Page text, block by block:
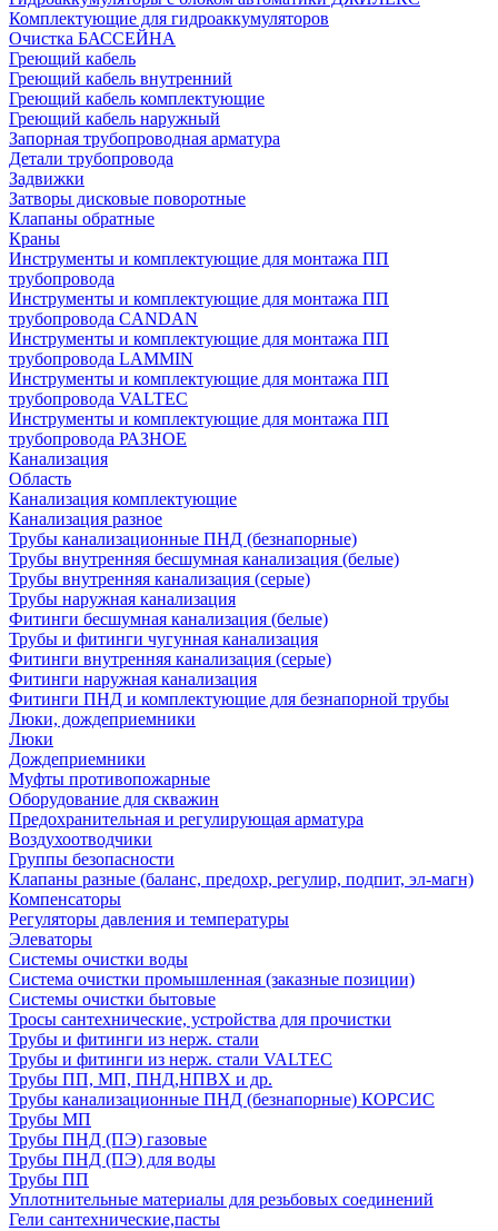
Комплектующие для гидроаккумуляторов
Очистка БАССЕЙНА
Греющий кабель
Греющий кабель внутренний
Греющий кабель комплектующие
Греющий кабель наружный
Запорная трубопроводная арматура
Детали трубопровода
Задвижки
Затворы дисковые поворотные
Клапаны обратные
Краны
Инструменты и комплектующие для монтажа ПП
трубопровода
Инструменты и комплектующие для монтажа ПП
трубопровода CANDAN
Инструменты и комплектующие для монтажа ПП
трубопровода LAMMIN
Инструменты и комплектующие для монтажа ПП
трубопровода VALTEC
Инструменты и комплектующие для монтажа ПП
трубопровода РАЗНОЕ
Канализация
Область
Канализация комплектующие
Канализация разное
Трубы канализационные ПНД (безнапорные)
Трубы внутренняя бесшумная канализация (белые)
Трубы внутренняя канализация (серые)
Трубы наружная канализация
Фитинги бесшумная канализация (белые)
Трубы и фитинги чугунная канализация
Фитинги внутренняя канализация (серые)
Фитинги наружная канализация
Фитинги ПНД и комплектующие для безнапорной трубы
Люки, дождеприемники
Люки
Дождеприемники
Муфты противопожарные
Оборудование для скважин
Предохранительная и регулирующая арматура
Воздухоотводчики
Группы безопасности
Клапаны разные (баланс, предохр, регулир, подпит, эл-магн)
Компенсаторы
Регуляторы давления и температуры
Элеваторы
Системы очистки воды
Система очистки промышленная (заказные позиции)
Системы очистки бытовые
Тросы сантехнические, устройства для прочистки
Трубы и фитинги из нерж. стали
Трубы и фитинги из нерж. стали VALTEC
Трубы ПП, МП, ПНД,НПВХ и др.
Трубы канализационные ПНД (безнапорные) КОРСИС
Трубы МП
Трубы ПНД (ПЭ) газовые
Трубы ПНД (ПЭ) для воды
Трубы ПП
Уплотнительные материалы для резьбовых соединений
Гели сантехнические,пасты